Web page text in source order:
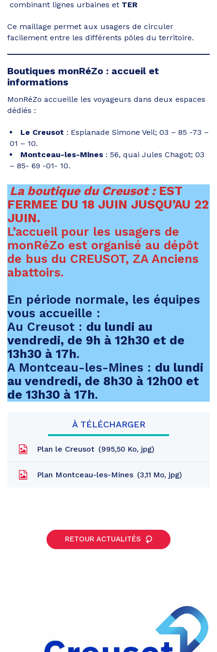
combinant lignes urbaines et TER
Ce maillage permet aux usagers de circuler
facilement entre les différents pôles du territoire.
Boutiques monRéZo : accueil et
informations
MonRéZo accueille les voyageurs dans deux espaces
dédiés :
Le Creusot : Esplanade Simone Veil; 03 – 85 -73 –
01 – 10.
Montceau-les-Mines : 56, quai Jules Chagot; 03
– 85- 69 -01- 10.
La boutique du Creusot :EST
FERMEE DU 18 JUIN JUSQU’AU 22
JUIN.
L’accueil pour les usagers de
monRéZo est organisé au dépôt
de bus du CREUSOT, ZA Anciens
abattoirs.
En période normale, les équipes
vous accueille :
Au Creusot : du lundi au
vendredi, de 9h à 12h30 et de
13h30 à 17h.
A Montceau-les-Mines : du lundi
au vendredi, de 8h30 à 12h00 et
de 13h30 à 17h.
À TÉLÉCHARGER
Plan le Creusot 995,50 Ko, jpg
Plan Montceau-les-Mines 3,11 Mo, jpg
RETOUR ACTUALITÉS